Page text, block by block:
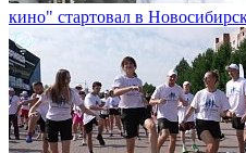
кино" стартовал в